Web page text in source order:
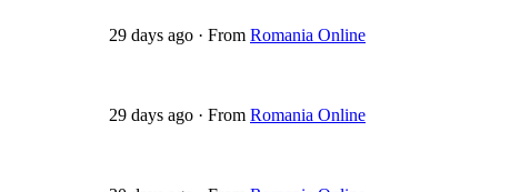
29 days ago · From Romania Online
29 days ago · From Romania Online